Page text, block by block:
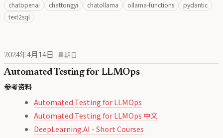
chatopenai
chattongyi chatollama ollama-functions
pydantic
text2sql
2024年4月14日 星期日
Automated Testing for LLMOps
参考资料
Automated Testing for LLMOps
Automated Testing for LLMOps 中文
DeepLearning.AI - Short Courses